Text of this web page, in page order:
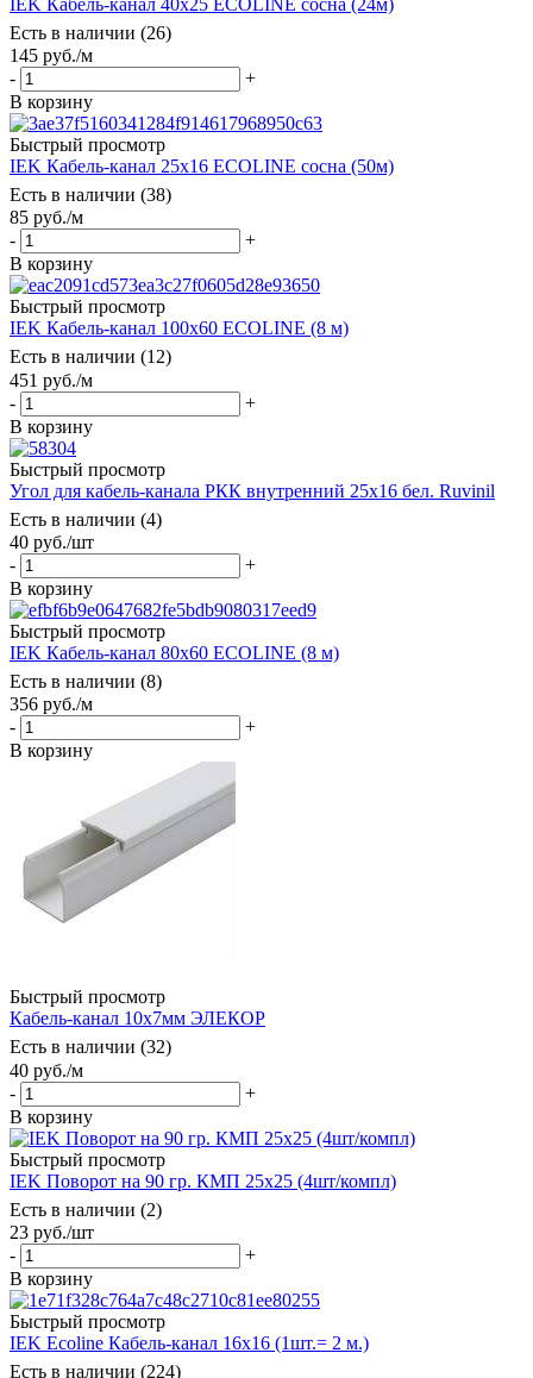
Есть в наличии (26)
145 руб./м
-
+
В корзину
Быстрый просмотр
IEK Кабель-канал 25х16 ECOLINE сосна (50м)
Есть в наличии (38)
85 руб./м
-
+
В корзину
Быстрый просмотр
IEK Кабель-канал 100х60 ECOLINE (8 м)
Есть в наличии (12)
451 руб./м
-
+
В корзину
Быстрый просмотр
Угол для кабель-канала РКК внутренний 25х16 бел. Ruvinil
Есть в наличии (4)
40 руб./шт
-
+
В корзину
Быстрый просмотр
IEK Кабель-канал 80х60 ECOLINE (8 м)
Есть в наличии (8)
356 руб./м
-
+
В корзину
Быстрый просмотр
Кабель-канал 10х7мм ЭЛЕКОР
Есть в наличии (32)
40 руб./м
-
+
В корзину
Быстрый просмотр
IEK Поворот на 90 гр. КМП 25х25 (4шт/компл)
Есть в наличии (2)
23 руб./шт
-
+
В корзину
Быстрый просмотр
IEK Ecoline Кабель-канал 16х16 (1шт.= 2 м.)
Есть в наличии (224)